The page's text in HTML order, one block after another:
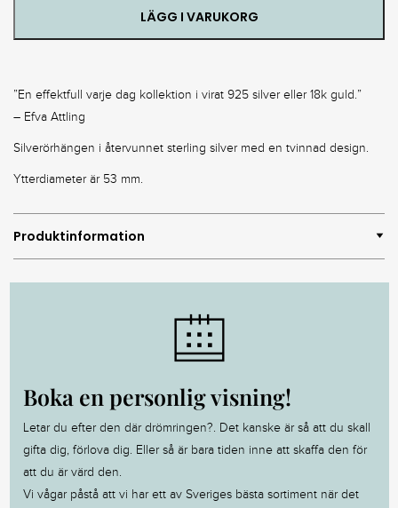
LÄGG I VARUKORG
”En effektfull varje dag kollektion i virat 925 silver eller 18k guld.”
– Efva Attling
Silverörhängen i återvunnet sterling silver med en tvinnad design.
Ytterdiameter är 53 mm.
Produktinformation
Boka en personlig visning!
Letar du efter den där drömringen?. Det kanske är så att du skall
gifta dig, förlova dig. Eller så är bara tiden inne att skaffa den för
att du är värd den.
Vi vågar påstå att vi har ett av Sveriges bästa sortiment när det